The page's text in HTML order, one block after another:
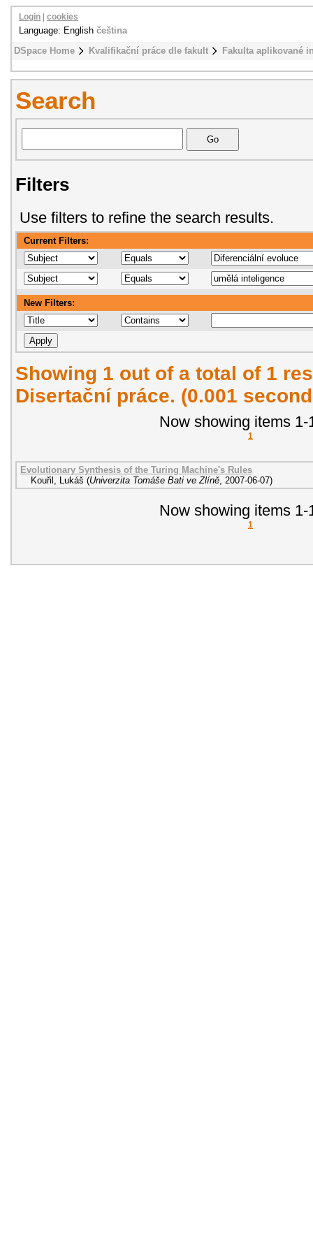
DSpace Home Kvalifikační práce dle fakult Fakulta aplikované
Login cookies
Language: English čeština
Search
Filters
Use filters to refine the search results.
Current Filters:
New Filters:
Showing 1 out of a total of 1
Disertační práce. (0.001
Now showing items 1-
1
Evolutionary Synthesis of the Turing Machine's Rules
Kouřil, Lukáš (Univerzita Tomáše Bati ve Zlíně, 2007-06-07)
Now showing items 1-
1